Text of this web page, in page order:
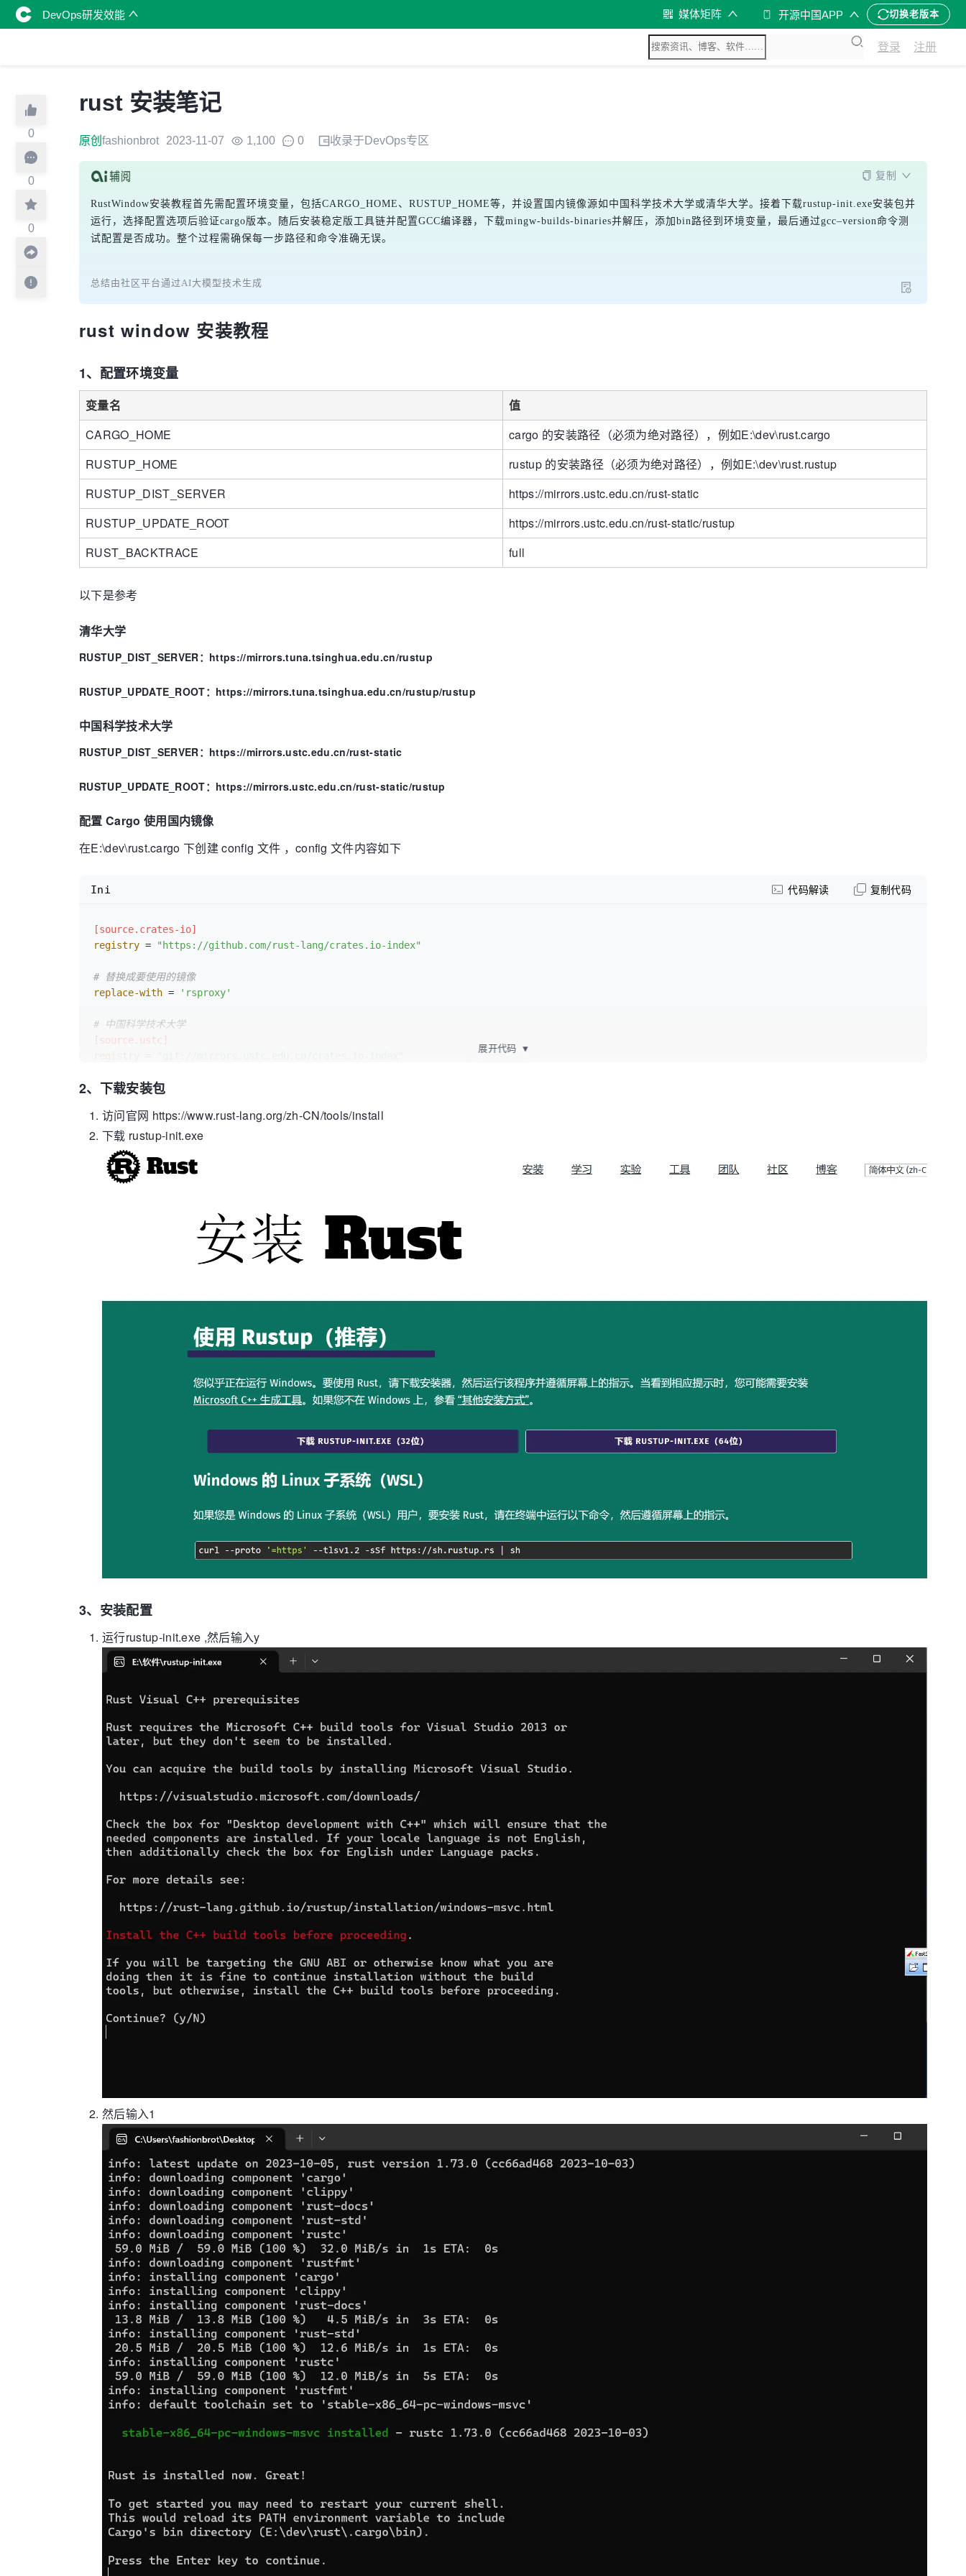
DevOps研发效能 媒体矩阵 开源中国APP 切换老版本
登录 注册
0
0
0
rust 安装笔记
原创 fashionbrot 2023-11-07 1,100 0 收录于 DevOps专区
复制
RustWindow安装教程首先需配置环境变量，包括CARGO_HOME、RUSTUP_HOME等，并设置国内镜像源如中国科学技术大学或清华大学。接着下载rustup-init.exe安装包并
运行，选择配置选项后验证cargo版本。随后安装稳定版工具链并配置GCC编译器，下载mingw-builds-binaries并解压，添加bin路径到环境变量，最后通过gcc–version命令测
试配置是否成功。整个过程需确保每一步路径和命令准确无误。
总结由社区平台通过AI大模型技术生成
rust window 安装教程
1、配置环境变量
变量名
值
CARGO_HOME
cargo 的安装路径（必须为绝对路径），例如E:\dev\rust.cargo
RUSTUP_HOME
rustup 的安装路径（必须为绝对路径），例如E:\dev\rust.rustup
RUSTUP_DIST_SERVER
https://mirrors.ustc.edu.cn/rust-static
RUSTUP_UPDATE_ROOT
https://mirrors.ustc.edu.cn/rust-static/rustup
RUST_BACKTRACE
full
以下是参考
清华大学
RUSTUP_DIST_SERVER：https://mirrors.tuna.tsinghua.edu.cn/rustup
RUSTUP_UPDATE_ROOT：https://mirrors.tuna.tsinghua.edu.cn/rustup/rustup
中国科学技术大学
RUSTUP_DIST_SERVER：https://mirrors.ustc.edu.cn/rust-static
RUSTUP_UPDATE_ROOT：https://mirrors.ustc.edu.cn/rust-static/rustup
配置 Cargo 使用国内镜像
在E:\dev\rust.cargo 下创建 config 文件 ，config 文件内容如下
[source.crates-io]
registry = "https://github.com/rust-lang/crates.io-index"
# 替换成要使用的镜像
replace-with = 'rsproxy'
# 中国科学技术大学
[source.ustc]
registry
#registry = "https://mirrors.ustc.edu.cn/crates.io-index"
# 清华大学
[source.tuna]
registry
# 上海交通大学
"https://mirrors.sjtug.sjtu.edu.cn/git/crates.io-index"
"https://rsproxy.cn/crates.io-index"
[source.rsproxy-sparse]
[registries.rsproxy]
"https://rsproxy.cn/crates.io-index"
true
Ini 代码解读 复制代码
展开代码 ▼
2、下载安装包
访问官网 https://www.rust-lang.org/zh-CN/tools/install
下载 rustup-init.exe
3、安装配置
运行rustup-init.exe ,然后输入y
然后输入1